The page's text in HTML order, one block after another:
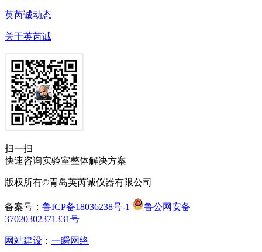
英芮诚动态
关于英芮诚
扫一扫
快速咨询实验室整体解决方案
版权所有©青岛英芮诚仪器有限公司
备案号： 鲁ICP备18036238号-1
鲁公网安备
37020302371331号
网站建设 ： 一瞬网络